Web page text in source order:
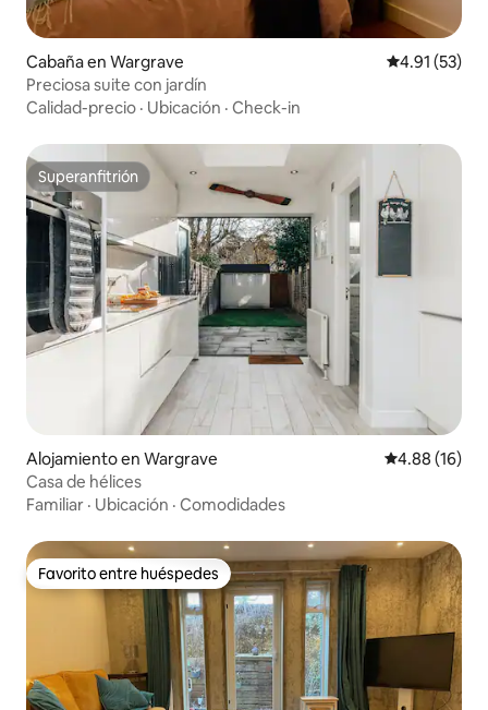
Cabaña en Wargrave Calificación
4.91 (53)
Preciosa suite con jardín
Calidad-precio · Ubicación · Check-in
Superanfitrión
Superanfitrión
Alojamiento en Wargrave Calificación
4.88 (16)
Casa de hélices
Familiar · Ubicación · Comodidades
Favorito entre huéspedes
Favorito entre huéspedes